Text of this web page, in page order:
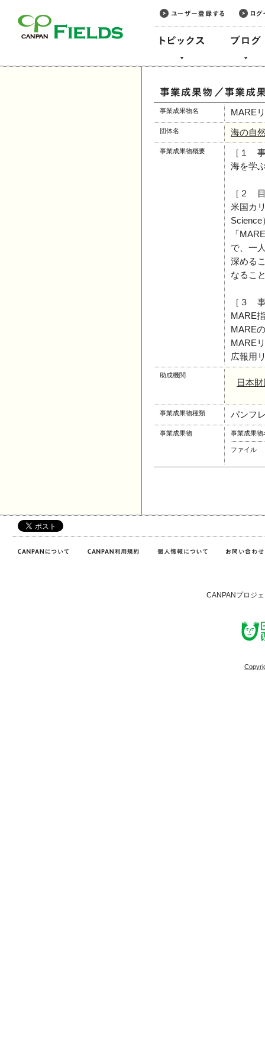
事業成果物名 MARE
団体名 海の自
事業成果物概要
［１
海を学
［２
米国カ
Science
「
で、一
深める
なるこ
［３
MARE
MARE
MARE
広報用
助成機関
日本
事業成果物種類 パンフ
事業成果物 事業成果物
ファイル
CANPANプロジ